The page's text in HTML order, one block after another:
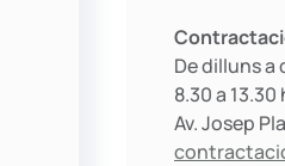
De dilluns a
8.30 a 13.30
Av. Josep